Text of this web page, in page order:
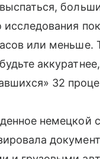
или меньше.
32
немецкой